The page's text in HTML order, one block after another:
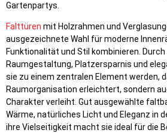
Gartenpartys.
Falttüren mit Holzrahmen und
ausgezeichnete Wahl für moderne
Funktionalität und Stil kombinieren.
Raumgestaltung, Platzersparnis und
sie zu einem zentralen Element werden,
Raumorganisation erleichtert, sondern
Charakter verleiht. Gut ausgewählte
Wärme, natürliches Licht und Eleganz in
ihre Vielseitigkeit macht sie ideal für die